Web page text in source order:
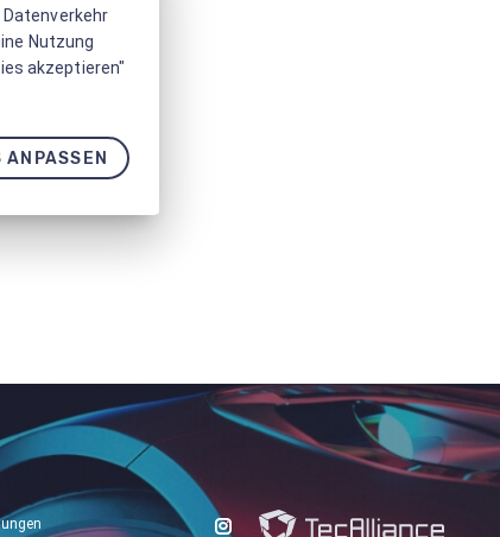
Nutzung
akzeptieren"
ANPASSEN